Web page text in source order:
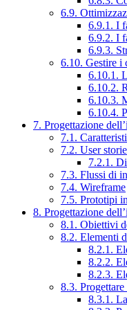
6.9.
6.9.1. I
6.9.2. I
6.9.3.
6.10. Gestire i
6.10.1.
6.10.2.
6.10.3.
6.10.4.
7. Progettazione
7.1.
7.2. User
7.2.1.
7.3. Flussi di
7.4. Wireframe
7.5. Prototipi
8. Progettazione
8.1. Obiettivi
8.2. Elementi
8.2.1.
8.2.2.
8.2.3.
8.3.
8.3.1.